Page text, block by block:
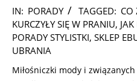
2024-
10-
09
IN: PORADY TAGGED: CO
KURCZYŁY SIĘ W PRANIU,
PORADY STYLISTKI, SKLEP
UBRANIA
Miłośniczki mody i